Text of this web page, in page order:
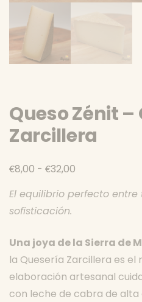
Queso Zénit –
Zarcillera
€8,00 - €32,00
precios:
€8,00
hasta
€32,00
El equilibrio perfecto
sofisticación.
Una joya de la Sierra de
la Quesería Zarcillera es el
elaboración artesanal
con leche de cabra de alta